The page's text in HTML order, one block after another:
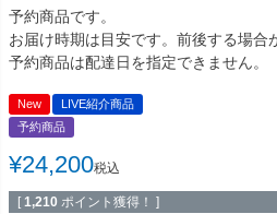
予約商品です。
お届け時期は目安です。前後する場合
予約商品は配達日を指定できません。
New
LIVE紹介商品
予約商品
¥24,200税込
[ 1,210 ポイント獲得！ ]